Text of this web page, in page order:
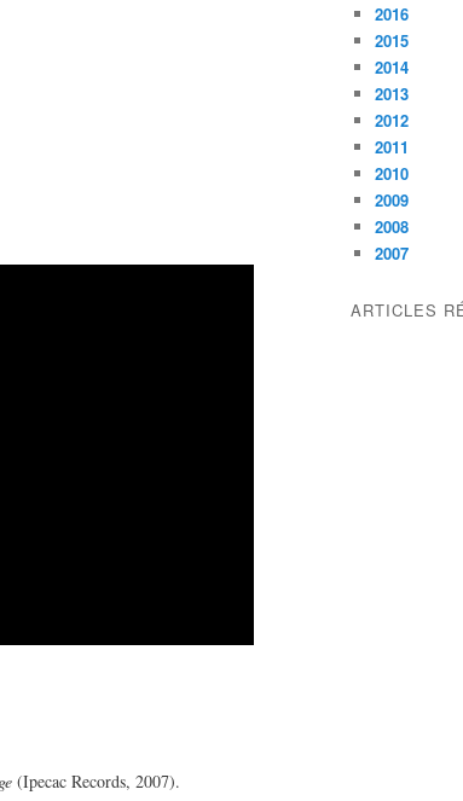
(Ipecac Records, 2007).
2016
2015
2014
2013
2012
2011
2010
2009
2008
2007
ARTICLES